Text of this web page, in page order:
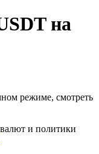
на
режиме, смотреть
и политики